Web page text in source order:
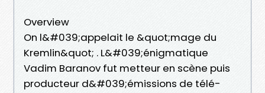
Overview
On l&#039;appelait le &quot;mage du
Kremlin&quot; . L&#039;énigmatique
Vadim Baranov fut metteur en scène puis
producteur d&#039;émissions de télé-